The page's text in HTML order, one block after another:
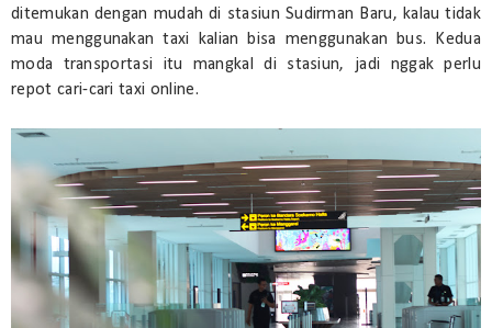
ditemukan dengan mudah di stasiun Sudirman Baru, kalau tidak
mau menggunakan taxi kalian bisa menggunakan bus. Kedua
moda transportasi itu mangkal di stasiun, jadi nggak perlu
repot cari-cari taxi online.